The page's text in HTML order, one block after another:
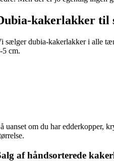
kakerlakker til
sælger dubia-kakerlakker i alle
5 cm.
uanset om du har edderkopper,
af håndsorterede